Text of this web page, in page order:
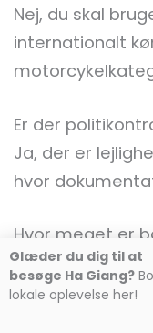
Nej, du skal
internationalt
Er der
Ja, der er
hvor
Hvor meget er
kørekort på Ha
Bøderne varierer
Glæder du dig til at
besøge Ha Giang?
lokale oplevelse her!